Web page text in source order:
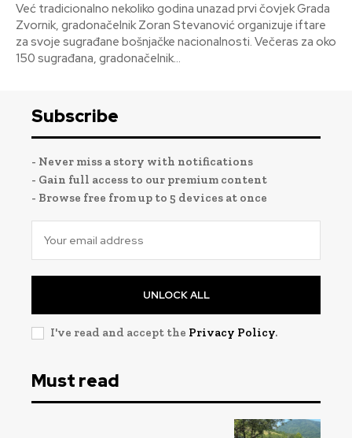
Već tradicionalno nekoliko godina unazad prvi čovjek Grada
Zvornik, gradonačelnik Zoran Stevanović organizuje iftare
za svoje sugrađane bošnjačke nacionalnosti. Večeras za oko
150 sugrađana, gradonačelnik...
Subscribe
- Never miss a story with notifications
- Gain full access to our premium content
- Browse free from up to 5 devices at once
UNLOCK ALL
I've read and accept the Privacy Policy.
Must read